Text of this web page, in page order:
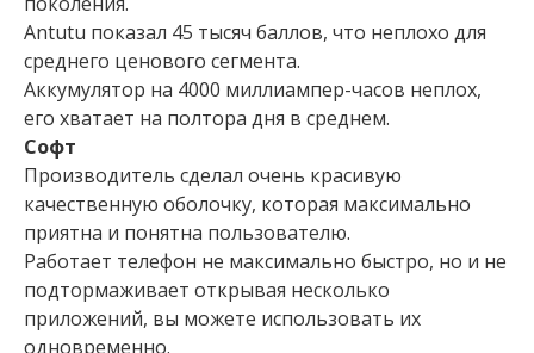
Аntutu показал 45 тысяч баллов, что неплохо для
среднего ценового сегмента.
Аккумулятор на 4000 миллиампер-часов неплох,
его хватает на полтора дня в среднем.
Софт
Производитель сделал очень красивую
качественную оболочку, которая максимально
приятна и понятна пользователю.
Работает телефон не максимально быстро, но и не
подтормаживает открывая несколько
приложений, вы можете использовать их
одновременно.